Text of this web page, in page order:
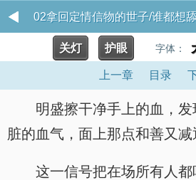
02拿回定情信物的世子/谁都想
有份 拾川
关灯 护眼 字体：
上一章 目录
明盛擦干净手上的血，
脏的血气，面上那点和善又减
这一信号把在场所有人都